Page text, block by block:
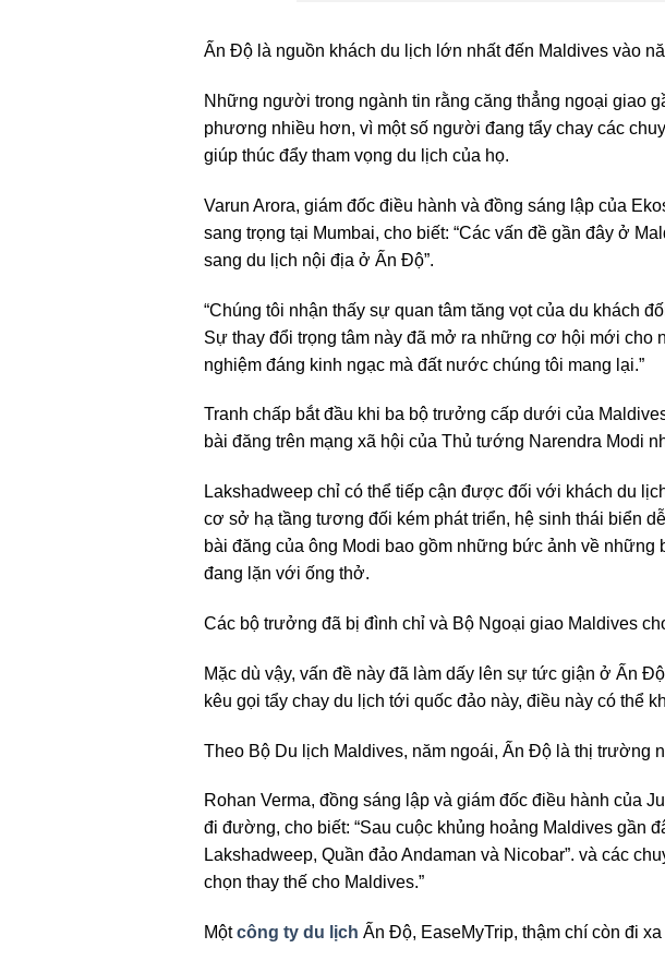
Ấn Độ là nguồn khách du lịch lớn nhất đến Maldives vào
Những người trong ngành tin rằng căng thẳng ngoại giao
phương nhiều hơn, vì một số người đang tẩy chay các
giúp thúc đẩy tham vọng du lịch của họ.
Varun Arora, giám đốc điều hành và đồng sáng lập của
sang trọng tại Mumbai, cho biết: “Các vấn đề gần đây ở
sang du lịch nội địa ở Ấn Độ”.
“Chúng tôi nhận thấy sự quan tâm tăng vọt của du khách
Sự thay đổi trọng tâm này đã mở ra những cơ hội mới cho
nghiệm đáng kinh ngạc mà đất nước chúng tôi mang lại.”
Tranh chấp bắt đầu khi ba bộ trưởng cấp dưới của
bài đăng trên mạng xã hội của Thủ tướng Narendra Modi
Lakshadweep chỉ có thể tiếp cận được đối với khách du
cơ sở hạ tầng tương đối kém phát triển, hệ sinh thái biển
bài đăng của ông Modi bao gồm những bức ảnh về
đang lặn với ống thở.
Các bộ trưởng đã bị đình chỉ và Bộ Ngoại giao Maldives
Mặc dù vậy, vấn đề này đã làm dấy lên sự tức giận ở Ấn
kêu gọi tẩy chay du lịch tới quốc đảo này, điều này có thể
Theo Bộ Du lịch Maldives, năm ngoái, Ấn Độ là thị trường
Rohan Verma, đồng sáng lập và giám đốc điều hành của
đi đường, cho biết: “Sau cuộc khủng hoảng Maldives gần
Lakshadweep, Quần đảo Andaman và Nicobar”. và các
chọn thay thế cho Maldives.”
Mộtcông ty du lịch Ấn Độ, EaseMyTrip, thậm chí còn đi